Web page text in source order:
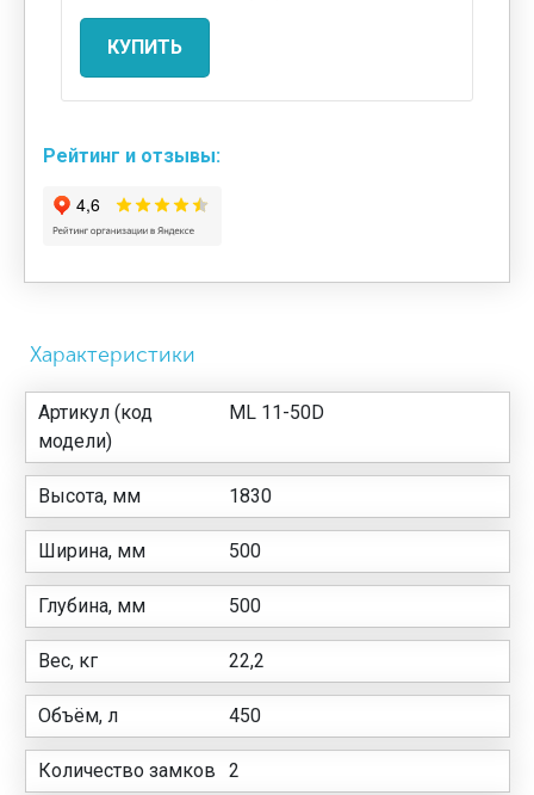
КУПИТЬ
Рейтинг и отзывы:
Характеристики
Артикул (код
модели)
ML 11-50D
Высота, мм 1830
Ширина, мм 500
Глубина, мм 500
Вес, кг 22,2
Объём, л 450
Количество замков 2